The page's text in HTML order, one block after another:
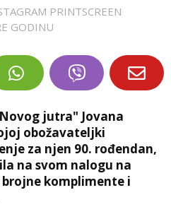
PRINTSCREEN
GODINU
jutra" Jovana
obožavateljki
za njen 90. rođendan,
na svom nalogu na
komplimente i